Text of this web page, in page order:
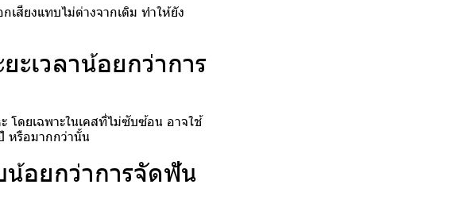
เสียงแทบไม่ต่างจากเดิม ทำให้ยัง
ะเวลาน้อยกว่าการ
โดยเฉพาะในเคสที่ไม่ซับซ้อน อาจใช้
หรือมากกว่านั้น
น้อยกว่าการจัดฟัน